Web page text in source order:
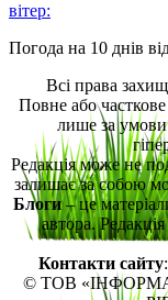
вітер:
Погода на 10 днів
Всі права
Повне або
лише за
Редакція може не
залишає за собою
Блоги– це
автора. Редакція
Контакти сайту
© ТОВ